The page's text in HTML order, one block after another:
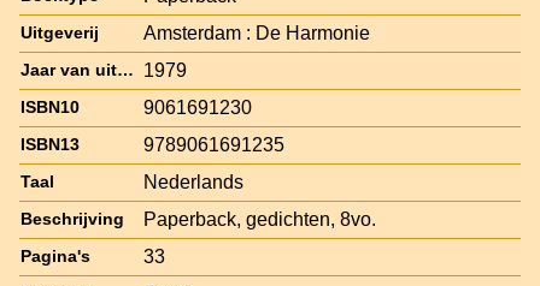
Uitgeverij Amsterdam : De Harmonie
Jaar van uitgave 1979
ISBN10 9061691230
ISBN13 9789061691235
Taal Nederlands
Beschrijving Paperback, gedichten, 8vo.
Pagina's 33